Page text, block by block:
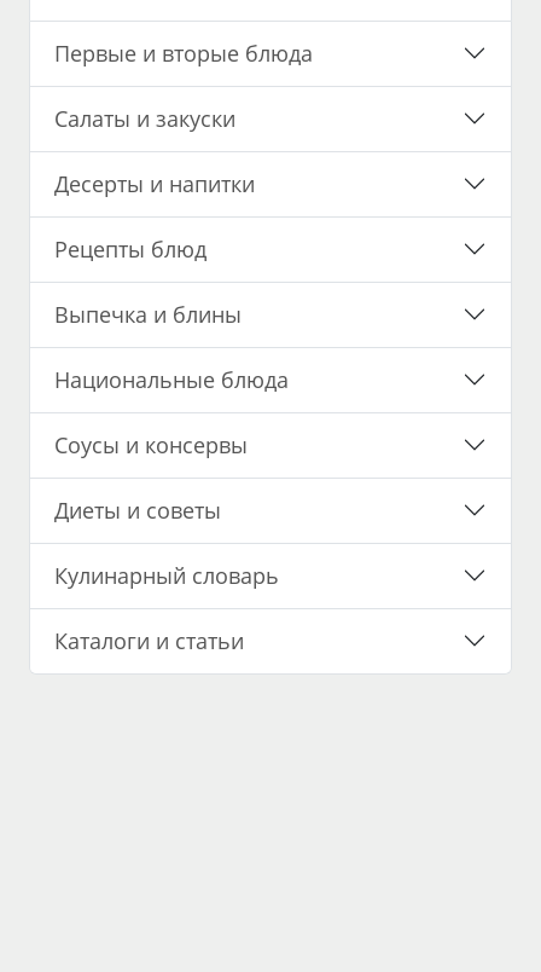
Первые и вторые блюда
Салаты и закуски
Десерты и напитки
Рецепты блюд
Выпечка и блины
Национальные блюда
Соусы и консервы
Диеты и советы
Кулинарный словарь
Каталоги и статьи